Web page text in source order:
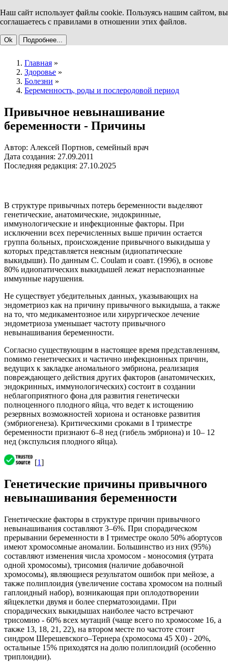
Наш сайт использует файлы cookie. Пользуясь нашим сайтом, вы
соглашаетесь с правилами в отношении этих файлов.
Ok Подробнее...
Главная »
Здоровье »
Болезни »
Беременность, роды и послеродовой период
Привычное невынашивание
беременности - Причины
Автор: Алексей Портнов, семейный врач
Дата создания: 27.09.2011
Последняя редакция: 27.10.2025
В структуре привычных потерь беременности выделяют
генетические, анатомические, эндокринные,
иммунологические и инфекционные факторы. При
исключении всех перечисленных выше причин остается
группа больных, происхождение привычного выкидыша у
которых представляется неясным (идиопатические
выкидыши). По данным C. Coulam и соавт. (1996), в основе
80% идиопатических выкидышей лежат нераспознанные
иммунные нарушения.
Не существует убедительных данных, указывающих на
эндометриоз как на причину привычного выкидыша, а также
на то, что медикаментозное или хирургическое лечение
эндометриоза уменьшает частоту привычного
невынашивания беременности.
Согласно существующим в настоящее время представлениям,
помимо генетических и частично инфекционных причин,
ведущих к закладке аномального эмбриона, реализация
повреждающего действия других факторов (анатомических,
эндокринных, иммунологических) состоит в создании
неблагоприятного фона для развития генетически
полноценного плодного яйца, что ведет к истощению
резервных возможностей хориона и остановке развития
(эмбриогенеза). Критическими сроками в I триместре
беременности признают 6–8 нед (гибель эмбриона) и 10– 12
нед (экспульсия плодного яйца).
[1]
Генетические причины привычного
невынашивания беременности
Генетические факторы в структуре причин привычного
невынашивания составляют 3–6%. При спорадическом
прерывании беременности в I триместре около 50% абортусов
имеют хромосомные аномалии. Большинство из них (95%)
составляют изменения числа хромосом - моносомия (утрата
одной хромосомы), трисомия (наличие добавочной
хромосомы), являющиеся результатом ошибок при мейозе, а
также полиплоидия (увеличение состава хромосом на полный
гаплоидный набор), возникающая при оплодотворении
яйцеклетки двумя и более сперматозоидами. При
спорадических выкидышах наиболее часто встречают
трисомию - 60% всех мутаций (чаще всего по хромосоме 16, а
также 13, 18, 21, 22), на втором месте по частоте стоит
синдром Шерешевского–Тернера (хромосома 45 X0) - 20%,
остальные 15% приходятся на долю полиплоидий (особенно
триплоидии).